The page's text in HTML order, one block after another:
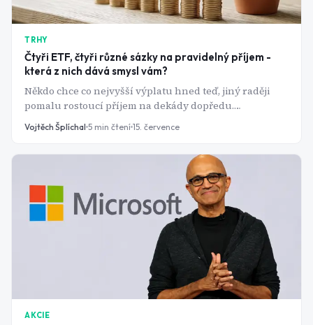
TRHY
Čtyři ETF, čtyři různé sázky na pravidelný příjem -
která z nich dává smysl vám?
Někdo chce co nejvyšší výplatu hned teď, jiný raději
pomalu rostoucí příjem na dekády dopředu.
Dividendové ETF nabízejí obojí, ale zřídka obojí
najednou.
Vojtěch Šplíchal 5 min čtení 15. července
AKCIE